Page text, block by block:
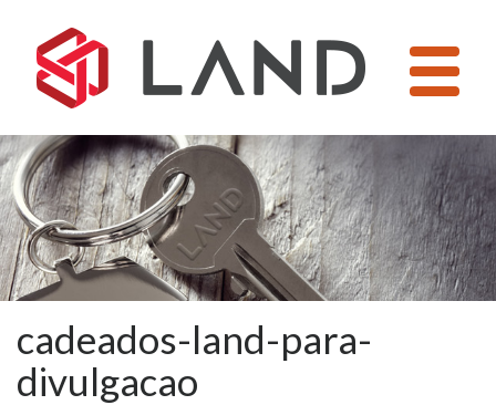
conteúdo
cadeados-land-para-
divulgacao